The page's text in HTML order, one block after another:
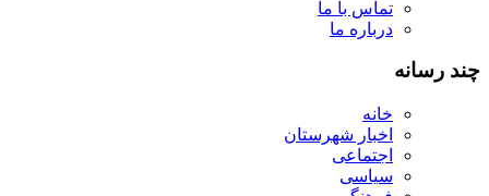
تماس با ما
درباره ما
چند رسانه
خانه
اخبار شهرستان
اجتماعی
سیاسی